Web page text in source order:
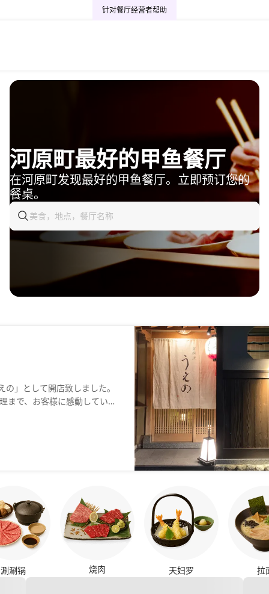
针对餐厅经营者帮助
河原町最好的甲鱼餐厅
在河原町发现最好的甲鱼餐厅。立即预订您的
餐桌。
」として開店致しました。
まで、お客様に感動していた
涮涮锅 烧肉 天妇罗 拉